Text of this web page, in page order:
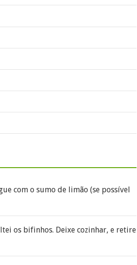
com o sumo de limão (se possível
os bifinhos. Deixe cozinhar, e retire